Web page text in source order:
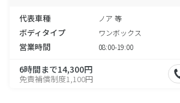
代表車種 ノア 等
ボディタイプ ワンボックス
営業時間 08:00-19:00
6時間まで14,300円
免責補償制度1,100円